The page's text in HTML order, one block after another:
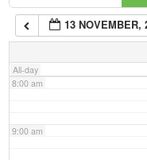
13 NOVEMBER,
All-day
7:00 am
8:00 am
9:00 am